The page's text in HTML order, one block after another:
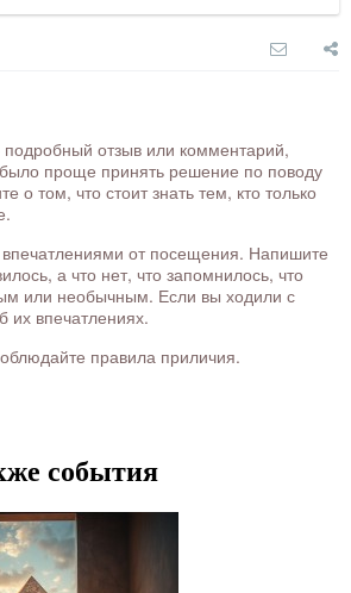
подробный отзыв или комментарий,
проще принять решение по поводу
о том, что стоит знать тем, кто только
от посещения. Напишите
а что нет, что запомнилось, что
или необычным. Если вы ходили с
их впечатлениях.
правила приличия.
события